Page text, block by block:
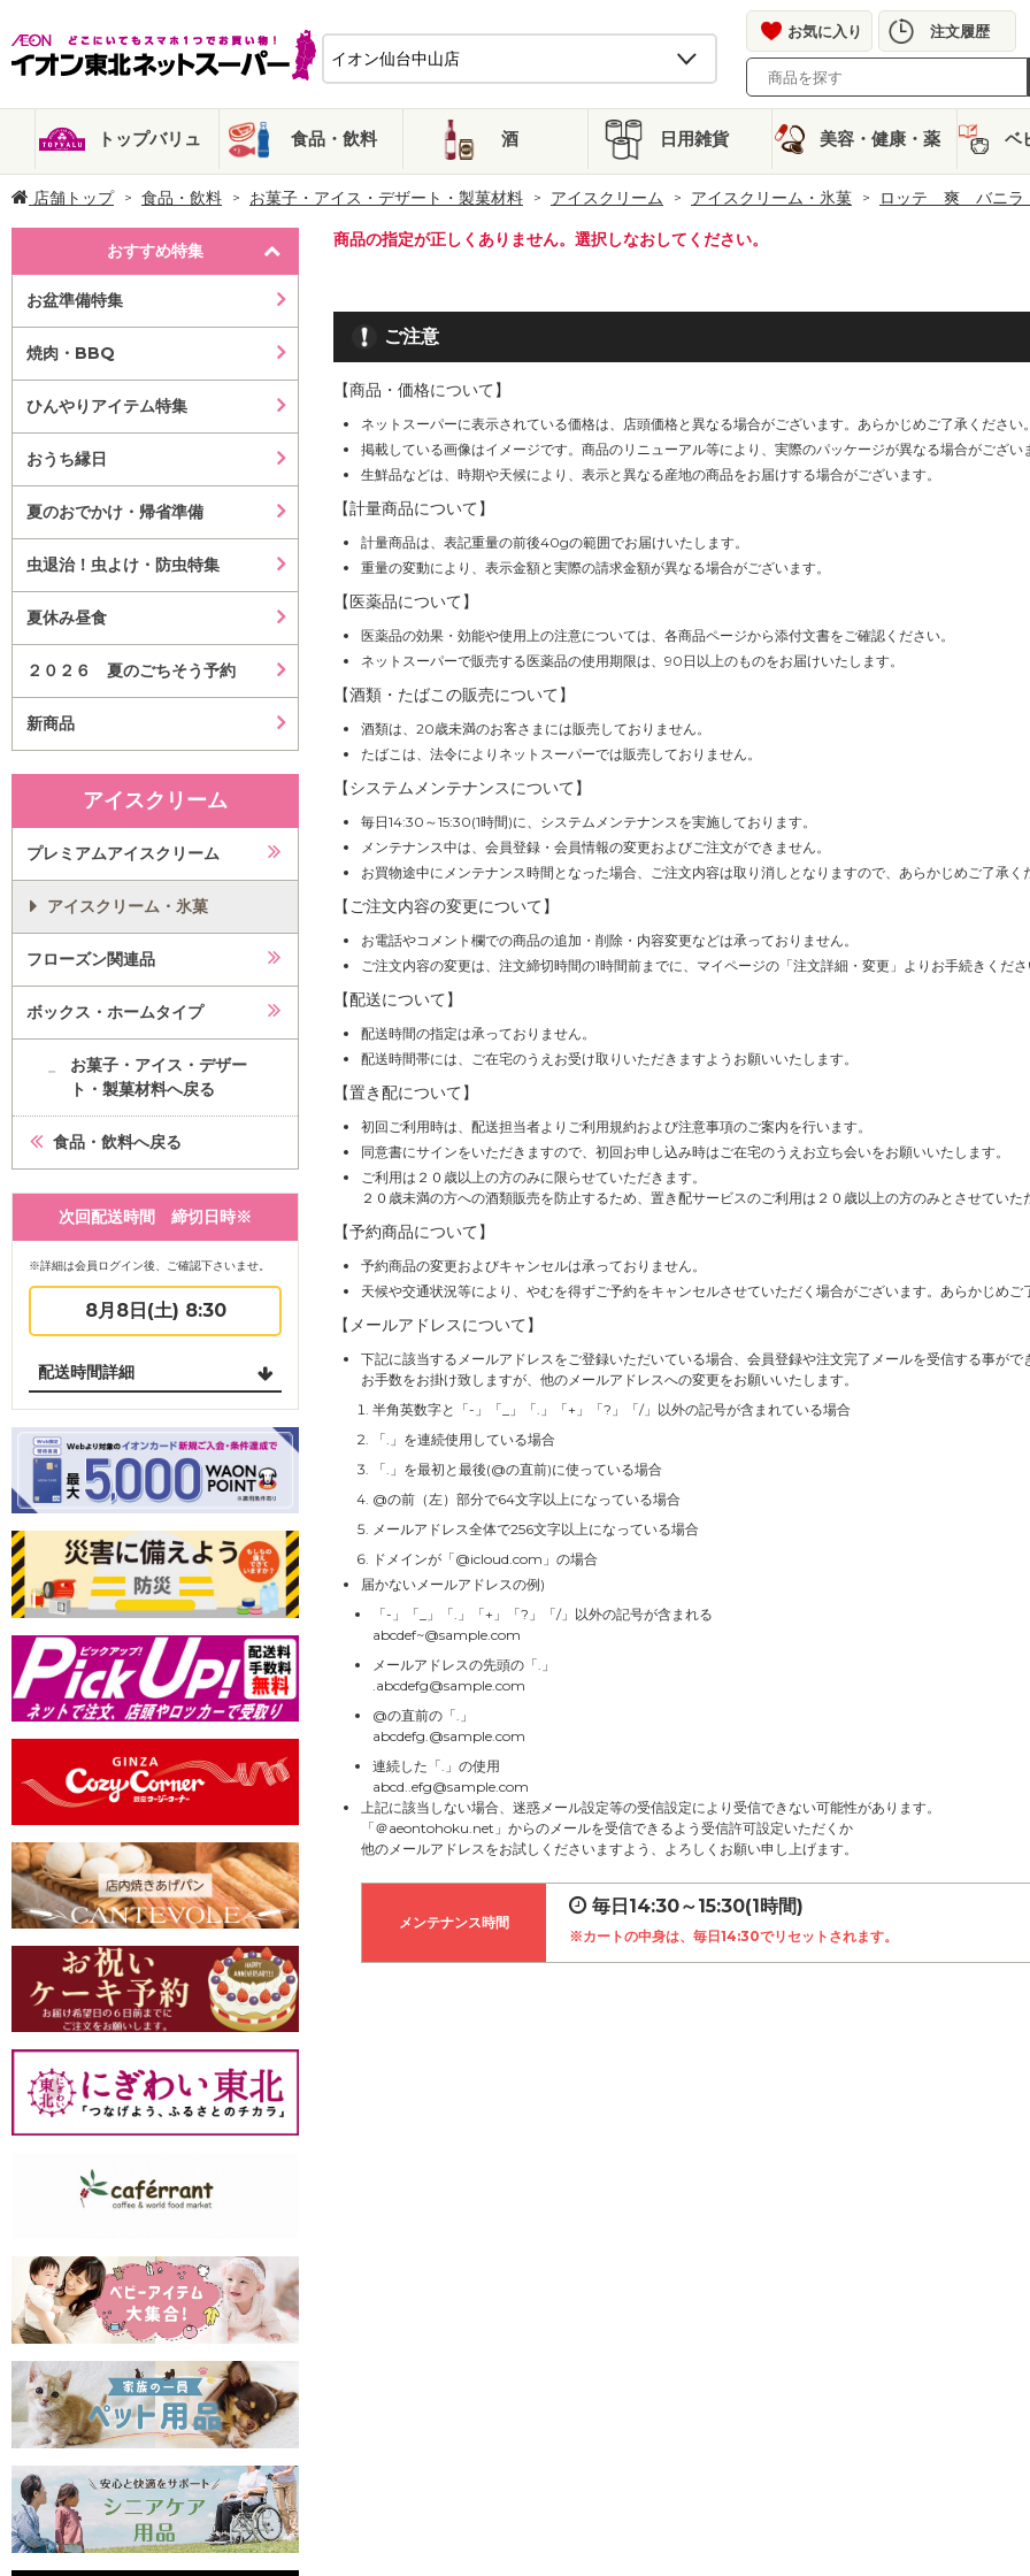
お気に入り 注文履歴
トップバリュ 食品・飲料 酒 日用雑貨 美容・健康・薬 ベ
店舗トップ 食品・飲料 お菓子・アイス・デザート・製菓材料 アイスクリーム アイスクリーム・氷菓 ロッテ 爽 バニラ
おすすめ特集
お盆準備特集
焼肉・BBQ
ひんやりアイテム特集
おうち縁日
夏のおでかけ・帰省準備
虫退治！虫よけ・防虫特集
夏休み昼食
２０２６ 夏のごちそう予約
新商品
アイスクリーム
プレミアムアイスクリーム
アイスクリーム・氷菓
フローズン関連品
ボックス・ホームタイプ
お菓子・アイス・デザー
ト・製菓材料へ戻る
食品・飲料へ戻る
次回配送時間 締切日時※
※詳細は会員ログイン後、ご確認下さいませ。
8月8日(土) 8:30
配送時間詳細
商品の指定が正しくありません。選択しなおしてください。
ご注意
【商品・価格について】
ネットスーパーに表示されている価格は、店頭価格と異なる場合がございます。あらかじめご了承ください。
掲載している画像はイメージです。商品のリニューアル等により、実際のパッケージが異なる場合がござい
生鮮品などは、時期や天候により、表示と異なる産地の商品をお届けする場合がございます。
【計量商品について】
計量商品は、表記重量の前後40gの範囲でお届けいたします。
重量の変動により、表示金額と実際の請求金額が異なる場合がございます。
【医薬品について】
医薬品の効果・効能や使用上の注意については、各商品ページから添付文書をご確認ください。
ネットスーパーで販売する医薬品の使用期限は、90日以上のものをお届けいたします。
【酒類・たばこの販売について】
酒類は、20歳未満のお客さまには販売しておりません。
たばこは、法令によりネットスーパーでは販売しておりません。
【システムメンテナンスについて】
毎日14:30～15:30(1時間)に、システムメンテナンスを実施しております。
メンテナンス中は、会員登録・会員情報の変更およびご注文ができません。
お買物途中にメンテナンス時間となった場合、ご注文内容は取り消しとなりますので、あらかじめご了承く
【ご注文内容の変更について】
お電話やコメント欄での商品の追加・削除・内容変更などは承っておりません。
ご注文内容の変更は、注文締切時間の1時間前までに、マイページの「注文詳細・変更」よりお手続きくださ
【配送について】
配送時間の指定は承っておりません。
配送時間帯には、ご在宅のうえお受け取りいただきますようお願いいたします。
【置き配について】
初回ご利用時は、配送担当者よりご利用規約および注意事項のご案内を行います。
同意書にサインをいただきますので、初回お申し込み時はご在宅のうえお立ち会いをお願いいたします。
ご利用は２０歳以上の方のみに限らせていただきます。
２０歳未満の方への酒類販売を防止するため、置き配サービスのご利用は２０歳以上の方のみとさせていた
【予約商品について】
予約商品の変更およびキャンセルは承っておりません。
天候や交通状況等により、やむを得ずご予約をキャンセルさせていただく場合がございます。あらかじめご
【メールアドレスについて】
下記に該当するメールアドレスをご登録いただいている場合、会員登録や注文完了メールを受信する事がで
お手数をお掛け致しますが、他のメールアドレスへの変更をお願いいたします。
半角英数字と「-」「_」「.」「+」「?」「/」以外の記号が含まれている場合
「.」を連続使用している場合
「.」を最初と最後(@の直前)に使っている場合
@の前（左）部分で64文字以上になっている場合
メールアドレス全体で256文字以上になっている場合
ドメインが「@icloud.com」の場合
届かないメールアドレスの例)
「-」「_」「.」「+」「?」「/」以外の記号が含まれる
abcdef~@sample.com
メールアドレスの先頭の「.」
.abcdefg@sample.com
@の直前の「.」
abcdefg.@sample.com
連続した「.」の使用
abcd..efg@sample.com
上記に該当しない場合、迷惑メール設定等の受信設定により受信できない可能性があります。
「＠aeontohoku.net」からのメールを受信できるよう受信許可設定いただくか
他のメールアドレスをお試しくださいますよう、よろしくお願い申し上げます。
メンテナンス時間
毎日14:30～15:30(1時間)
※カートの中身は、毎日14:30でリセットされます。